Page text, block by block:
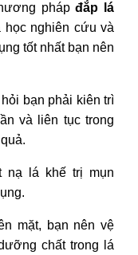
phápđắp lá
nghiên cứu và
tốt nhất bạn nên
bạn phải kiên trì
và liên tục trong
nạ lá khế trị mụn
mặt, bạn nên vệ
chất trong lá